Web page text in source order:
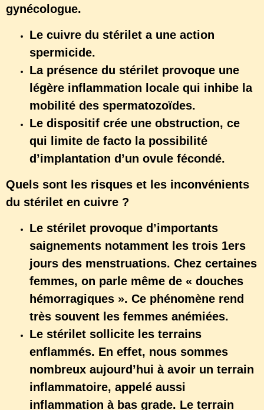
gynécologue.
Le cuivre du stérilet a une action
spermicide.
La présence du stérilet provoque une
légère inflammation locale qui inhibe la
mobilité des spermatozoïdes.
Le dispositif crée une obstruction, ce
qui limite de facto la possibilité
d’implantation d’un ovule fécondé.
Quels sont les risques et les inconvénients
du stérilet en cuivre ?
Le stérilet provoque d’importants
saignements notamment les trois 1ers
jours des menstruations. Chez certaines
femmes, on parle même de « douches
hémorragiques ». Ce phénomène rend
très souvent les femmes anémiées.
Le stérilet sollicite les terrains
enflammés. En effet, nous sommes
nombreux aujourd’hui à avoir un terrain
inflammatoire, appelé aussi
inflammation à bas grade. Le terrain